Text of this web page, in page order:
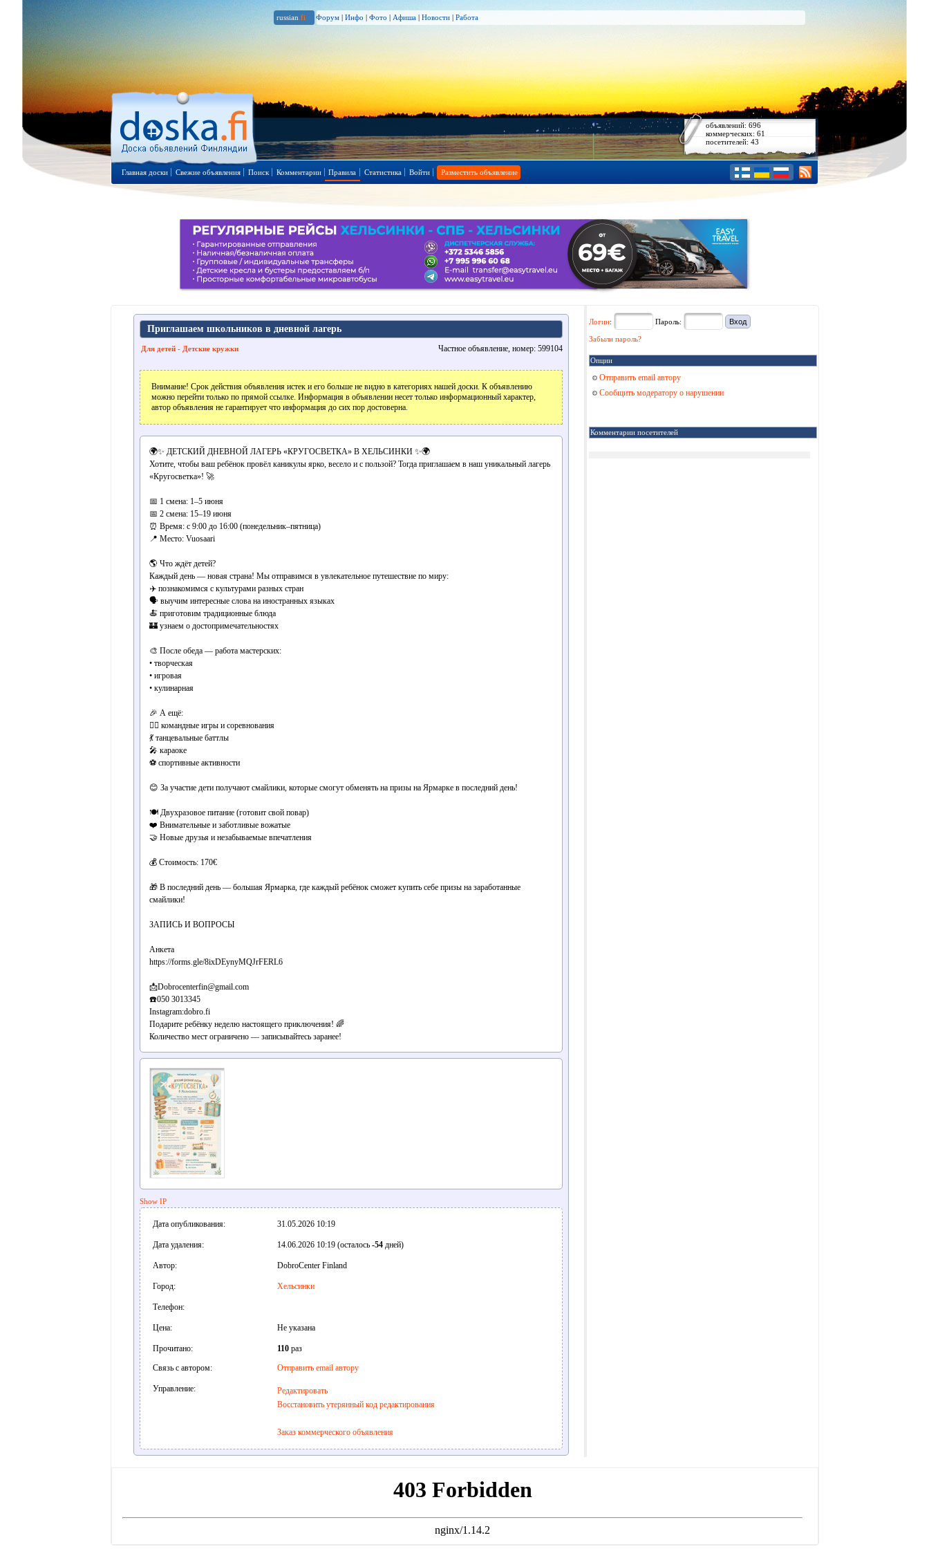
russian .fi Форум | Инфо | Фото | Афиша | Новости | Работа
объявлений: 696
коммерческих: 61
посетителей: 43
Главная доски Свежие объявления Поиск Комментарии Правила Статистика Войти Разместить объявление
Приглашаем школьников в дневной лагерь
Для детей - Детские кружки Частное объявление, номер: 599104
Внимание! Срок действия объявления истек и его больше не видно в категориях нашей доски. К объявлению
можно перейти только по прямой ссылке. Информация в объявлении несет только информационный характер,
автор объявления не гарантирует что информация до сих пор достоверна.
🌍✨ ДЕТСКИЙ ДНЕВНОЙ ЛАГЕРЬ «КРУГОСВЕТКА» В ХЕЛЬСИНКИ ✨🌍
Хотите, чтобы ваш ребёнок провёл каникулы ярко, весело и с пользой? Тогда приглашаем в наш уникальный лагерь
«Кругосветка»! 🚀
📅 1 смена: 1–5 июня
📅 2 смена: 15–19 июня
⏰ Время: с 9:00 до 16:00 (понедельник–пятница)
📍 Место: Vuosaari
🌎 Что ждёт детей?
Каждый день — новая страна! Мы отправимся в увлекательное путешествие по миру:
✈️ познакомимся с культурами разных стран
🗣 выучим интересные слова на иностранных языках
🍝 приготовим традиционные блюда
🏰 узнаем о достопримечательностях
🎨 После обеда — работа мастерских:
• творческая
• игровая
• кулинарная
🎉 А ещё:
🏃‍♂️ командные игры и соревнования
💃 танцевальные баттлы
🎤 караоке
⚽ спортивные активности
😊 За участие дети получают смайлики, которые смогут обменять на призы на Ярмарке в последний день!
🍽 Двухразовое питание (готовит свой повар)
❤️ Внимательные и заботливые вожатые
🤝 Новые друзья и незабываемые впечатления
💰 Стоимость: 170€
🎁 В последний день — большая Ярмарка, где каждый ребёнок сможет купить себе призы на заработанные
смайлики!
ЗАПИСЬ И ВОПРОСЫ
Анкета
https://forms.gle/8ixDEynyMQJrFERL6
📩Dobrocenterfin@gmail.com
☎️050 3013345
Instagram:dobro.fi
Подарите ребёнку неделю настоящего приключения! 🌈
Количество мест ограничено — записывайтесь заранее!
Show IP
Дата опубликования: 31.05.2026 10:19
Дата удаления: 14.06.2026 10:19 (осталось -54дней)
Автор: DobroCenter Finland
Город: Хельсинки
Телефон:
Цена: Не указана
Прочитано: 110раз
Связь с автором:
Отправить email автору
Управление:
Редактировать
Восстановить утерянный код редактирования
Заказ коммерческого объявления
Логин: Пароль:
Забыли пароль?
Опции
Отправить email автору
Сообщить модератору о нарушении
Комментарии посетителей